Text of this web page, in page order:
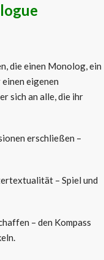
die einen Monolog, ein
eigenen
sich an alle, die ihr
erschließen –
– Spiel und
– den Kompass